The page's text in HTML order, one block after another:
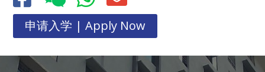
申请入学 | Apply Now